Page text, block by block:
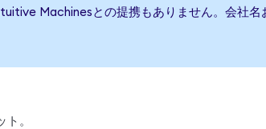
Machinesとの提携もありません。会社名
。